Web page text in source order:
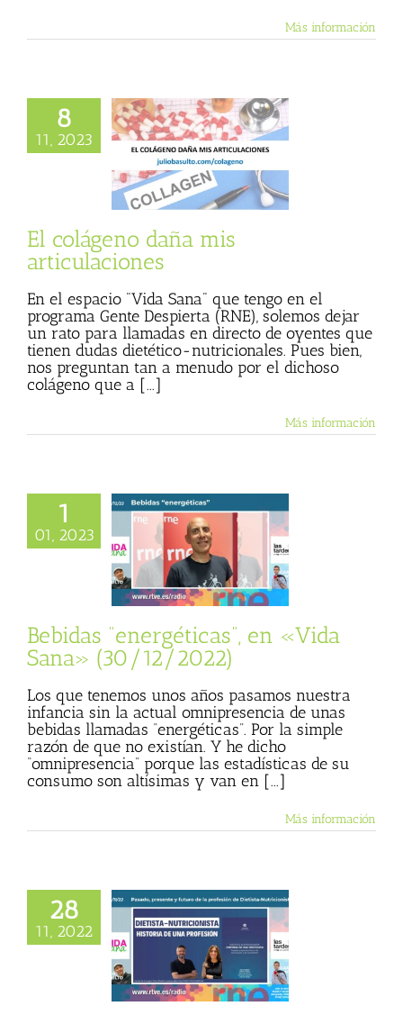
Más información
8
11, 2023
daña mis
El colágeno daña mis
articulaciones
En el espacio "Vida Sana" que tengo en el
programa Gente Despierta (RNE), solemos dejar
un rato para llamadas en directo de oyentes que
tienen dudas dietético-nutricionales. Pues bien,
nos preguntan tan a menudo por el dichoso
colágeno que a [...]
Más información
1
01, 2023
en
(30/12/2022)
Bebidas “energéticas”, en «Vida
Sana» (30/12/2022)
Los que tenemos unos años pasamos nuestra
infancia sin la actual omnipresencia de unas
bebidas llamadas “energéticas”. Por la simple
razón de que no existían. Y he dicho
“omnipresencia” porque las estadísticas de su
consumo son altísimas y van en [...]
Más información
28
11, 2022
profesión de
con
Nancy Babio y el